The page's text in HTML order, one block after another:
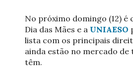
No próximo domingo (12) é
Dia das Mães e a UNIAESO
lista com os principais
ainda estão no mercado de
têm.